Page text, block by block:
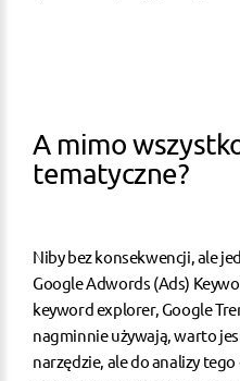
A mimo
tematyczne?
Niby bez konsekwencji, ale
Google Adwords (Ads)
keyword explorer, Google
nagminnie używają, warto
narzędzie, ale do analizy